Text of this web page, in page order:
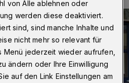
von Alle ablehnen oder
werden diese deaktiviert.
sind, sind manche Inhalte und
nicht mehr so relevant für
Menü jederzeit wieder aufrufen,
ändern oder Ihre Einwilligung
auf den Link Einstellungen am